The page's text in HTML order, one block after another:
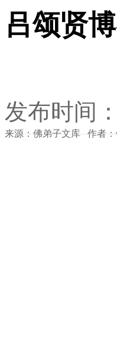
吕颂贤
发布时间
来源：佛弟子文库 作者